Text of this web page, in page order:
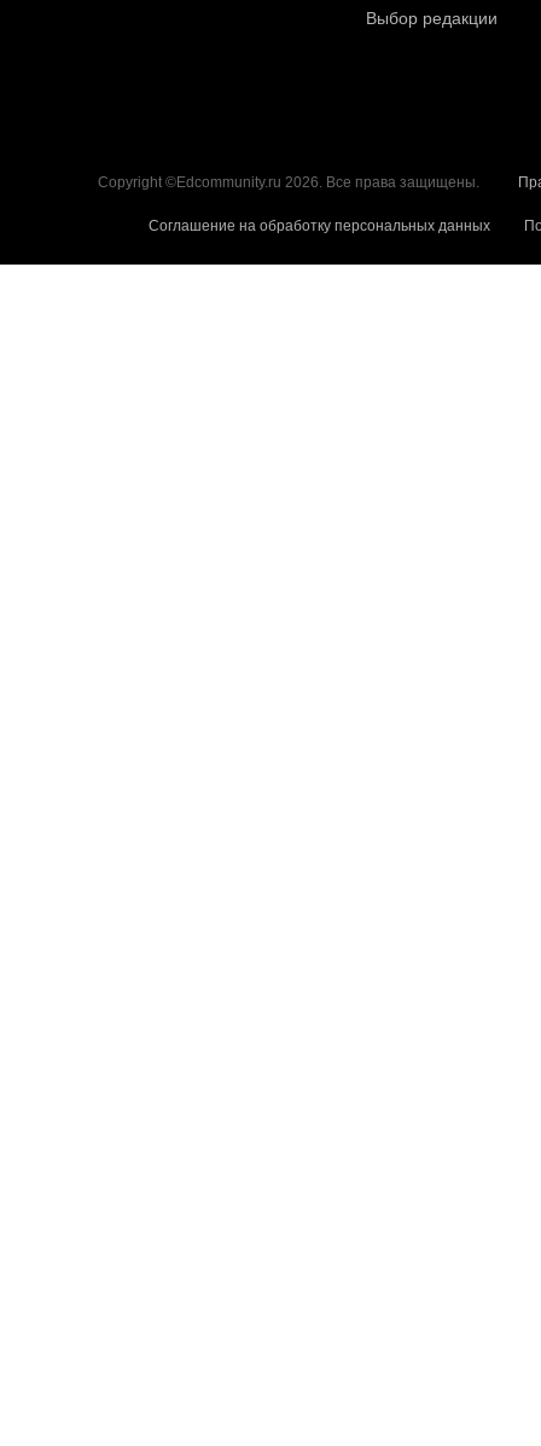
Выбор редакции
Copyright ©Edcommunity.ru 2026. Все права защищены.
Соглашение на обработку персональных данных